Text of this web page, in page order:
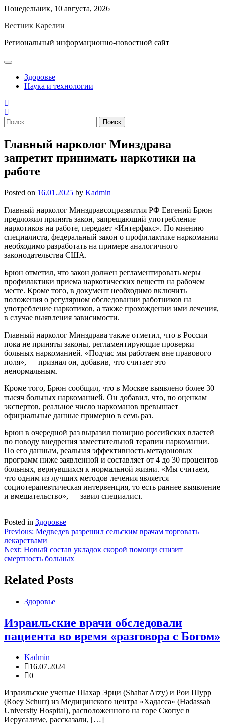
Skip
content
Понедельник, 10 августа, 2026
Вестник Карелии
Региональный информационно-новостной сайт
Здоровье
Наука и технологии
Найти:
Главный нарколог Минздрава
запретит принимать наркотики на
работе
Posted on 16.01.2025 by Kadmin
Главный нарколог Минздравсоцразвития РФ Евгений Брюн
предложил принять закон, запрещающий употребление
наркотиков на работе, передает «Интерфакс». По мнению
специалиста, федеральный закон о профилактике наркомании
необходимо разработать на примере аналогичного
законодательства США.
Брюн отметил, что закон должен регламентировать меры
профилактики приема наркотических веществ на рабочем
месте. Кроме того, в документ необходимо включить
положения о регулярном обследовании работников на
употребление наркотиков, а также прохождении ими лечения,
в случае выявления зависимости.
Главный нарколог Минздрава также отметил, что в России
пока не приняты законы, регламентирующие проверки
больных наркоманией. «Подчас мы работаем вне правового
поля», — признал он, добавив, что считает это
ненормальным.
Кроме того, Брюн сообщил, что в Москве выявлено более 30
тысяч больных наркоманией. Он добавил, что, по оценкам
экспертов, реальное число наркоманов превышает
официальные данные примерно в семь раз.
Брюн в очередной раз выразил позицию российских властей
по поводу внедрения заместительной терапии наркомании.
По его данным, реальная эффективность метадоновых
программ ниже заявленной и составляет от 4 до 30 процентов
больных, вернувшихся к нормальной жизни. «Мы считаем,
что одним из лучших методов лечения является
социотерапевтическая интервенция, то есть раннее выявление
и вмешательство», — завил специалист.
Posted in Здоровье
Навигация
по
записям
Previous: Медведев разрешил сельским врачам торговать
лекарствами
Next: Новый состав укладок скорой помощи снизит
смертность больных
Related Posts
Здоровье
Израильские врачи обследовали
пациента во время «разговора с Богом»
Kadmin
16.07.2024
0
Израильские ученые Шахар Эрци (Shahar Arzy) и Рои Шурр
(Roey Schurr) из Медицинского центра «Хадасса» (Hadassah
University Hospital), расположенного на горе Скопус в
Иерусалиме, рассказали, […]